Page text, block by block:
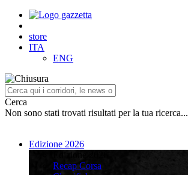
store
ITA
ENG
Cerca
Non sono stati trovati risultati per la tua ricerca...
Edizione 2026
Recap Corsa